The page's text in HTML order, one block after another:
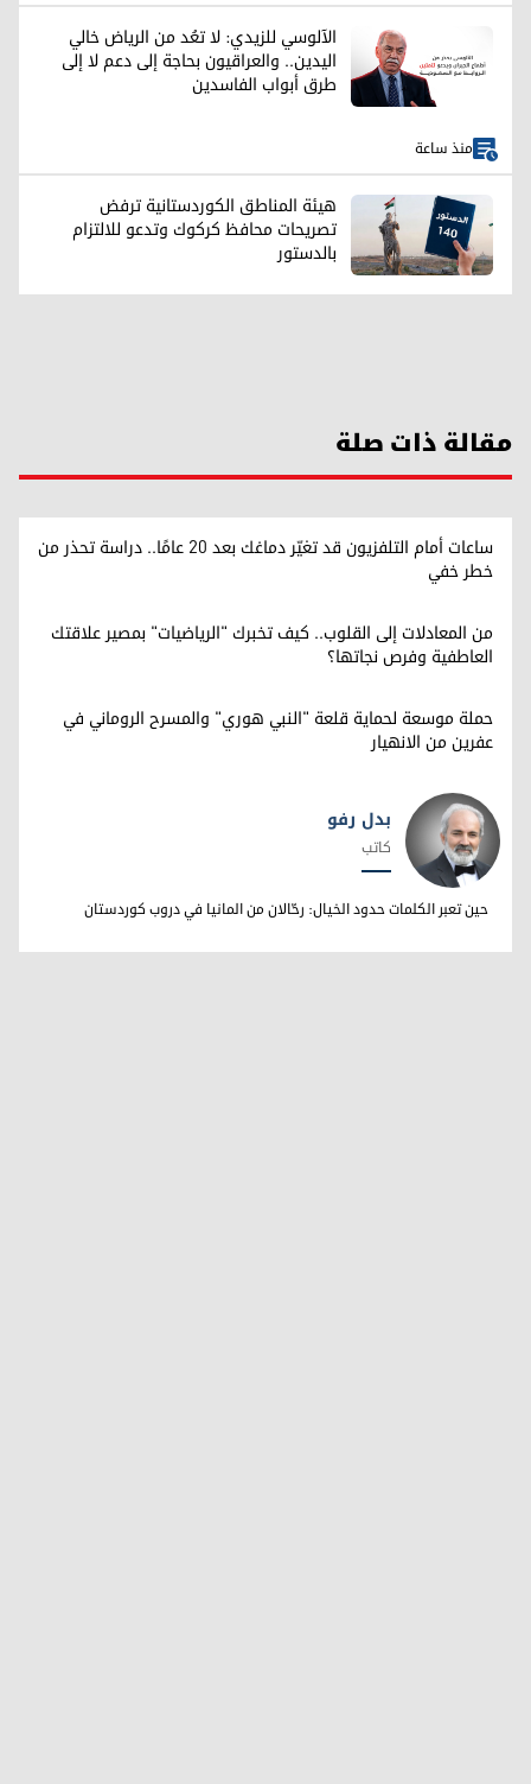
الآلوسي للزيدي: لا تعُد من الرياض خالي
اليدين.. والعراقيون بحاجة إلى دعم لا إلى
طرق أبواب الفاسدين
منذ ساعة
هيئة المناطق الكوردستانية ترفض
تصريحات محافظ كركوك وتدعو للالتزام
بالدستور
مقالة ذات صلة
ساعات أمام التلفزيون قد تغيّر دماغك بعد 20 عامًا.. دراسة تحذر من
خطر خفي
من المعادلات إلى القلوب.. كيف تخبرك "الرياضيات" بمصير علاقتك
العاطفية وفرص نجاتها؟
حملة موسعة لحماية قلعة "النبي هوري" والمسرح الروماني في
عفرين من الانهيار
بدل رفو
بدل رفو
كاتب
حين تعبر الكلمات حدود الخيال: رحّالان من المانيا في دروب كوردستان